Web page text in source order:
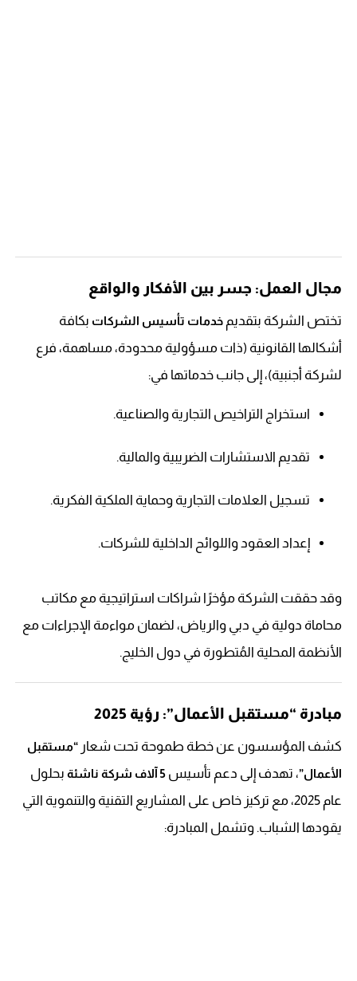
مجال العمل: جسر بين الأفكار والواقع
تختص الشركة بتقديم خدمات تأسيس الشركات بكافة
أشكالها القانونية (ذات مسؤولية محدودة، مساهمة، فرع
لشركة أجنبية)، إلى جانب خدماتها في:
استخراج التراخيص التجارية والصناعية.
تقديم الاستشارات الضريبية والمالية.
تسجيل العلامات التجارية وحماية الملكية الفكرية.
إعداد العقود واللوائح الداخلية للشركات.
وقد حققت الشركة مؤخرًا شراكات استراتيجية مع مكاتب
محاماة دولية في دبي والرياض، لضمان مواءمة الإجراءات مع
الأنظمة المحلية المُتطورة في دول الخليج.
مبادرة “مستقبل الأعمال”: رؤية 2025
كشف المؤسسون عن خطة طموحة تحت شعار “مستقبل
الأعمال”، تهدف إلى دعم تأسيس 5 آلاف شركة ناشئة
بحلول
عام 2025، مع تركيز خاص على المشاريع التقنية والتنموية التي
يقودها الشباب. وتشمل المبادرة: